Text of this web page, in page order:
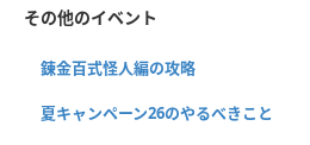
その他のイベント
錬金百式怪人編の攻略
夏キャンペーン26のやるべきこと